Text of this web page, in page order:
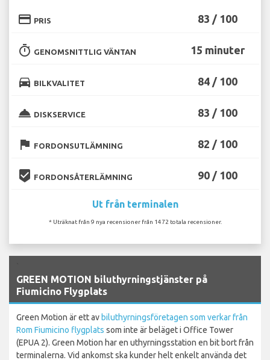
credit_card PRIS 83 / 100
timer GENOMSNITTLIG VÄNTAN 15 minuter
directions_car BILKVALITET 84 / 100
room_service DISKSERVICE 83 / 100
flag FORDONSUTLÄMNING 82 / 100
beenhere FORDONSÅTERLÄMNING 90 / 100
Ut från terminalen
* Uträknat från 9 nya recensioner från 1472 totala recensioner.
GREEN MOTION biluthyrningstjänster på
Fiumicino Flygplats
Green Motion är ett avbiluthyrningsföretagen som verkar från
Rom Fiumicino flygplats som inte är beläget i Office Tower
(EPUA 2). Green Motion har en uthyrningsstation en bit bort från
terminalerna. Vid ankomst ska kunder helt enkelt använda det